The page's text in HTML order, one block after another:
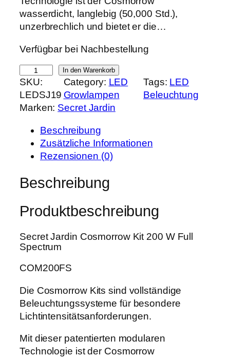
g
l
c
h
e
r
P
e
i
s
a
:
4
0
0
€
e
r
r
e
i
s
i
t
:
3
1
9
9
wasserdicht, langlebig (50,000 Std.),
unzerbrechlich und bietet er die…
Verfügbar bei Nachbestellung
e
c
r
d
n
o
s
m
r
r
o
K
In den Warenkorb
SKU:
LEDSJ19
Category: LED
Growlampen
Tags: LED
Beleuchtung
Marken: Secret Jardin
Beschreibung
Zusätzliche Informationen
Rezensionen (0)
Beschreibung
Produktbeschreibung
Secret Jardin Cosmorrow Kit 200 W Full
Spectrum
COM200FS
Die Cosmorrow Kits sind vollständige
Beleuchtungssysteme für besondere
Lichtintensitätsanforderungen.
Mit dieser patentierten modularen
Technologie ist der Cosmorrow